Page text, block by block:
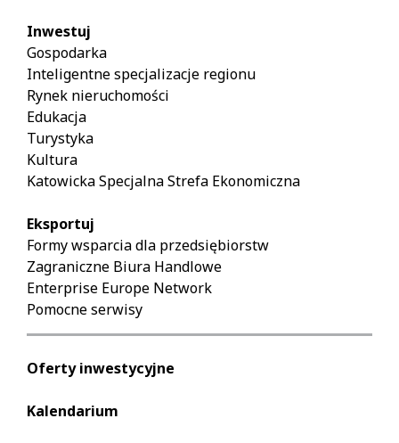
Inwestuj
Gospodarka
Inteligentne specjalizacje regionu
Rynek nieruchomości
Edukacja
Turystyka
Kultura
Katowicka Specjalna Strefa Ekonomiczna
Eksportuj
Formy wsparcia dla przedsiębiorstw
Zagraniczne Biura Handlowe
Enterprise Europe Network
Pomocne serwisy
Oferty inwestycyjne
Kalendarium